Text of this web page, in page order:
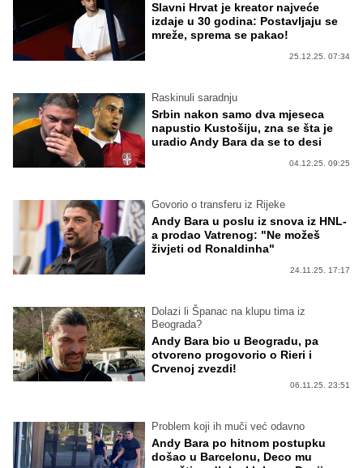
Slavni Hrvat je kreator najveće
izdaje u 30 godina: Postavljaju se
mreže, sprema se pakao!
25.12.25. 07:34
Raskinuli saradnju
Srbin nakon samo dva mjeseca
napustio Kustošiju, zna se šta je
uradio Andy Bara da se to desi
04.12.25. 09:25
Govorio o transferu iz Rijeke
Andy Bara u poslu iz snova iz HNL-
a prodao Vatrenog: "Ne možeš
živjeti od Ronaldinha"
24.11.25. 17:17
Dolazi li Španac na klupu tima iz
Beograda?
Andy Bara bio u Beogradu, pa
otvoreno progovorio o Rieri i
Crvenoj zvezdi!
06.11.25. 23:51
Problem koji ih muči već odavno
Andy Bara po hitnom postupku
došao u Barcelonu, Deco mu